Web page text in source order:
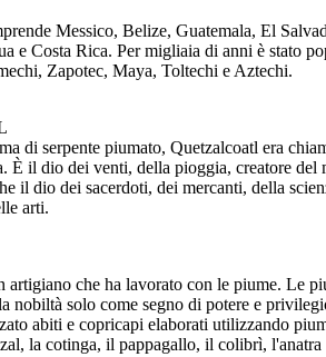
Messico, Belize, Guatemala, El
e Costa Rica. Per migliaia di anni è stato
Zapotec, Maya, Toltechi e Aztechi.
di serpente piumato, Quetzalcoatl era
È il dio dei venti, della pioggia, creatore del
il dio dei sacerdoti, dei mercanti, della
arti.
artigiano che ha lavorato con le piume. Le
nobiltà solo come segno di potere e
abiti e copricapi elaborati utilizzando
la cotinga, il pappagallo, il colibrì, l'anatra